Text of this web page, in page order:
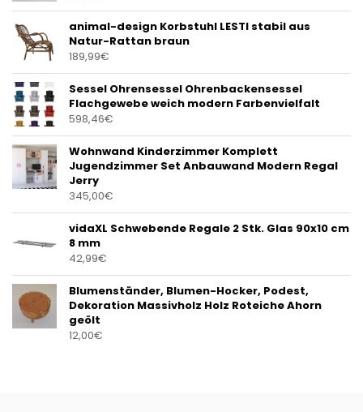
animal-design Korbstuhl LESTI stabil aus
Natur-Rattan braun
189,99€
Sessel Ohrensessel Ohrenbackensessel
Flachgewebe weich modern Farbenvielfalt
598,46€
Wohnwand Kinderzimmer Komplett
Jugendzimmer Set Anbauwand Modern Regal
Jerry
345,00€
vidaXL Schwebende Regale 2 Stk. Glas 90x10 cm
8 mm
42,99€
Blumenständer, Blumen-Hocker, Podest,
Dekoration Massivholz Holz Roteiche Ahorn
geölt
12,00€